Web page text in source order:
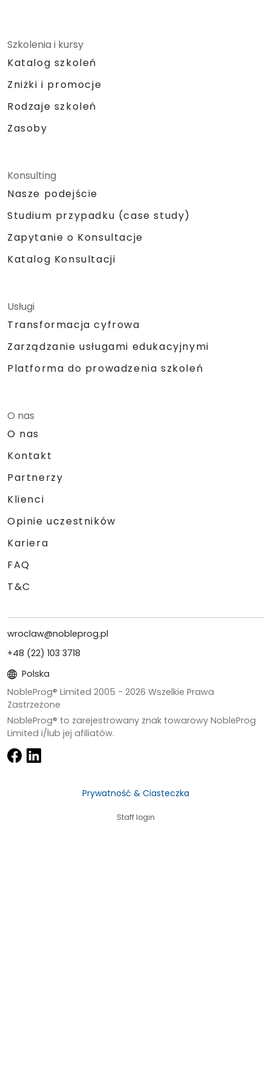
Szkolenia i kursy
Katalog szkoleń
Zniżki i promocje
Rodzaje szkoleń
Zasoby
Konsulting
Nasze podejście
Studium przypadku (case study)
Zapytanie o Konsultacje
Katalog Konsultacji
Usługi
Transformacja cyfrowa
Zarządzanie usługami edukacyjnymi
Platforma do prowadzenia szkoleń
O nas
O nas
Kontakt
Partnerzy
Klienci
Opinie uczestników
Kariera
FAQ
T&C
wroclaw@nobleprog.pl
+48 (22) 103 3718
Polska
NobleProg® Limited 2005 - 2026 Wszelkie Prawa
Zastrzeżone
NobleProg® to zarejestrowany znak towarowy NobleProg
Limited i/lub jej afiliatów.
Prywatność & Ciasteczka
Staff login